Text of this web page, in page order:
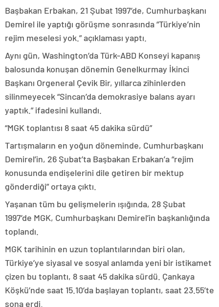
Başbakan Erbakan, 21 Şubat 1997’de, Cumhurbaşkanı
Demirel ile yaptığı görüşme sonrasında “Türkiye’nin
rejim meselesi yok.” açıklaması yaptı.
Aynı gün, Washington’da Türk-ABD Konseyi kapanış
balosunda konuşan dönemin Genelkurmay İkinci
Başkanı Orgeneral Çevik Bir, yıllarca zihinlerden
silinmeyecek “Sincan’da demokrasiye balans ayarı
yaptık.” ifadesini kullandı.
“MGK toplantısı 8 saat 45 dakika sürdü”
Tartışmaların en yoğun döneminde, Cumhurbaşkanı
Demirel’in, 26 Şubat’ta Başbakan Erbakan’a “rejim
konusunda endişelerini dile getiren bir mektup
gönderdiği” ortaya çıktı.
Yaşanan tüm bu gelişmelerin ışığında, 28 Şubat
1997’de MGK, Cumhurbaşkanı Demirel’in başkanlığında
toplandı.
MGK tarihinin en uzun toplantılarından biri olan,
Türkiye’ye siyasal ve sosyal anlamda yeni bir istikamet
çizen bu toplantı, 8 saat 45 dakika sürdü. Çankaya
Köşkü’nde saat 15.10’da başlayan toplantı, saat 23.55’te
sona erdi.